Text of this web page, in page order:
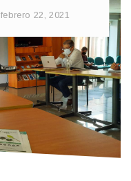
febrero 22, 2021